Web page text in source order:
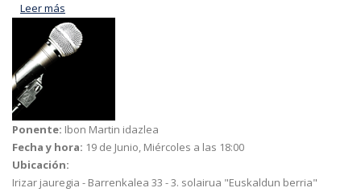
Leer más
Ponente: Ibon Martin idazlea
Fecha y hora: 19 de Junio, Miércoles a las 18:00
Ubicación:
Irizar jauregia - Barrenkalea 33 - 3. solairua "Euskaldun berria"